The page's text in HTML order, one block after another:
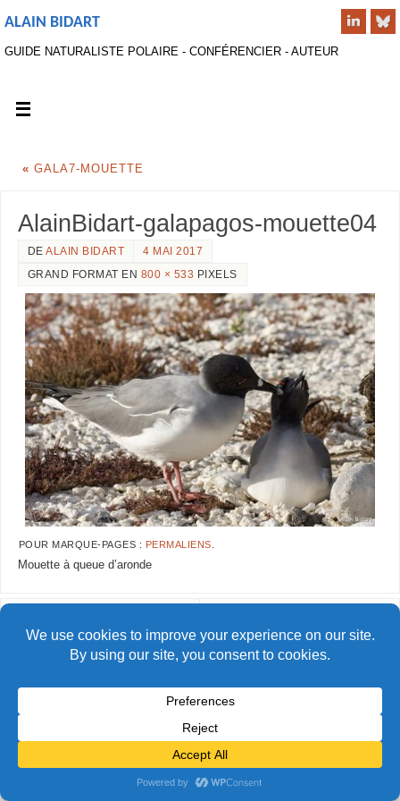
ALAIN BIDART
GUIDE NATURALISTE POLAIRE - CONFÉRENCIER - AUTEUR
« GALA7-MOUETTE
AlainBidart-galapagos-mouette04
DEALAIN BIDART
4 MAI 2017
GRAND FORMAT EN 800 × 533 PIXELS
POUR MARQUE-PAGES : PERMALIENS
Mouette à queue d’aronde
mouette03
FIÈREMENT PROPULSÉ PARPARABOLA